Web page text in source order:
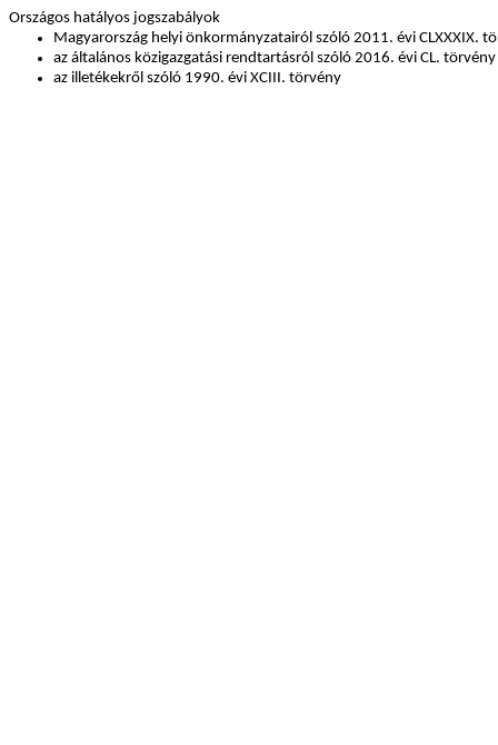
Országos hatályos jogszabályok
Magyarország helyi önkormányzatairól szóló 2011. évi CLXXXIX.
az általános közigazgatási rendtartásról szóló 2016. évi CL. törvény
az illetékekről szóló 1990. évi XCIII. törvény